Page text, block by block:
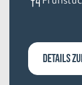
DETAILS